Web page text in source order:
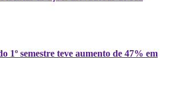
1º semestre teve aumento de 47% em